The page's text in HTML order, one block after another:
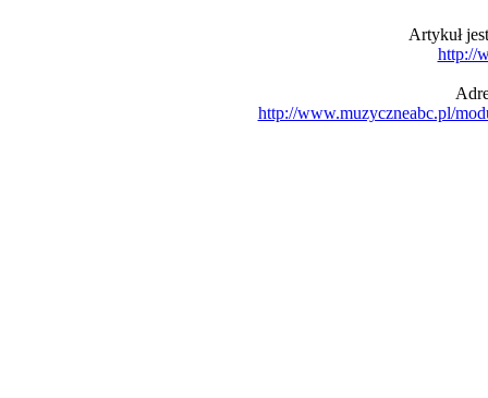
Artykuł
http://
http://www.muzyczneabc.pl/